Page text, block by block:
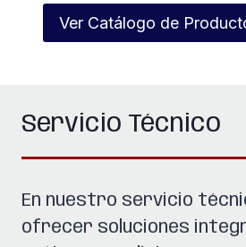
Ver Catálogo de
Servicio Técnico
En nuestro servicio
ofrecer soluciones